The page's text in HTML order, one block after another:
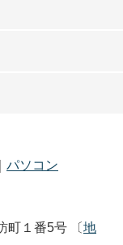
パソコン
町１番5号 〔地